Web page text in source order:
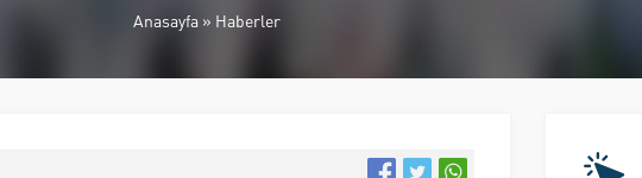
Anasayfa » Haberler